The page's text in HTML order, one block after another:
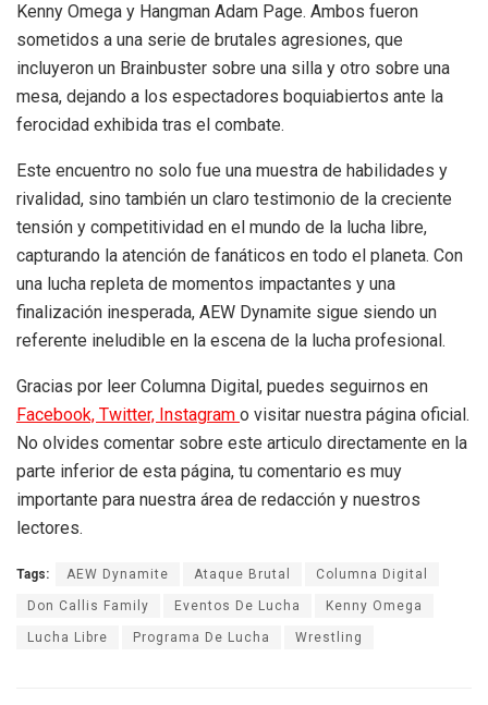
Kenny Omega y Hangman Adam Page. Ambos fueron
sometidos a una serie de brutales agresiones, que
incluyeron un Brainbuster sobre una silla y otro sobre una
mesa, dejando a los espectadores boquiabiertos ante la
ferocidad exhibida tras el combate.
Este encuentro no solo fue una muestra de habilidades y
rivalidad, sino también un claro testimonio de la creciente
tensión y competitividad en el mundo de la lucha libre,
capturando la atención de fanáticos en todo el planeta. Con
una lucha repleta de momentos impactantes y una
finalización inesperada, AEW Dynamite sigue siendo un
referente ineludible en la escena de la lucha profesional.
Gracias por leer Columna Digital, puedes seguirnos en
Facebook, Twitter, Instagram o visitar nuestra página oficial.
No olvides comentar sobre este articulo directamente en la
parte inferior de esta página, tu comentario es muy
importante para nuestra área de redacción y nuestros
lectores.
Tags: AEW Dynamite Ataque Brutal Columna Digital
Don Callis Family Eventos De Lucha Kenny Omega
Lucha Libre Programa De Lucha Wrestling